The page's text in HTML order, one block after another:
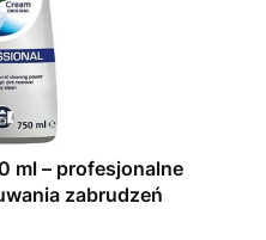
ml – profesjonalne
zabrudzeń